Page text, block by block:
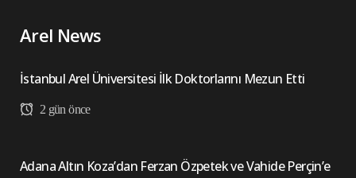
Arel News
İstanbul Arel Üniversitesi İlk Doktorlarını Mezun Etti
2 gün önce
Adana Altın Koza’dan Ferzan Özpetek ve Vahide Perçin’e